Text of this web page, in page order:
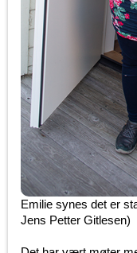
Emilie synes det er
Jens Petter Gitlesen)